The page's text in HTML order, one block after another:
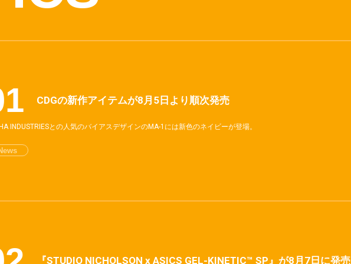
CDGの新作アイテムが8月5日より順次発売
INDUSTRIESとの人気のバイアスデザインのMA-1には新色のネイビーが登場。
『STUDIO NICHOLSON x ASICS GEL-KINETIC™ SP』が8月7日に発売